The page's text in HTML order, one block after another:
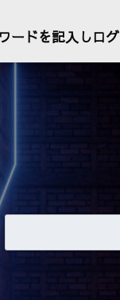
ードを記入しロ